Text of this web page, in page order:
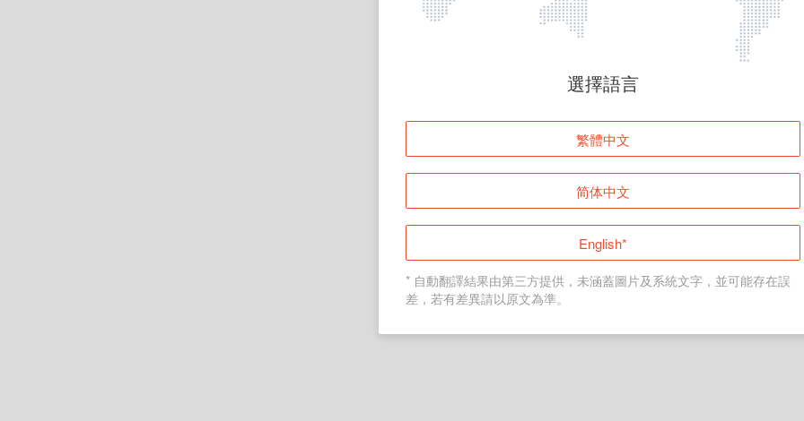
頁面無法顯示
登入
返回首頁
選擇語言
繁體中文
简体中文
English*
* 自動翻譯結果由第三方提供，未涵蓋圖片及系統文字，並可能存在誤
差，若有差異請以原文為準。